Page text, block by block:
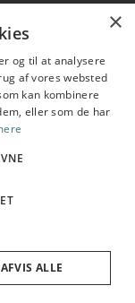
×
og til at analysere
af vores websted
kan kombinere
eller som de har
AFVIS ALLE